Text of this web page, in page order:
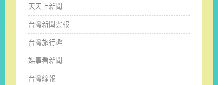
天天上新聞
台灣新聞雲報
台灣旅行趣
媒事看新聞
台灣線報